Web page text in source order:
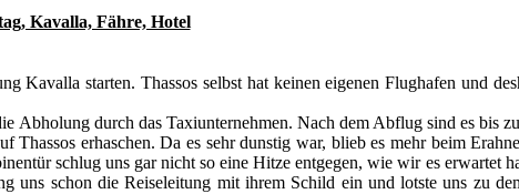
Kavalla, Fähre, Hotel
starten. Thassos selbst hat keinen eigenen Flughafen und
durch das Taxiunternehmen. Nach dem Abflug sind es bis
erhaschen. Da es sehr dunstig war, blieb es mehr beim
schlug uns gar nicht so eine Hitze entgegen, wie wir es erwartet
schon die Reiseleitung mit ihrem Schild ein und lotste uns zu